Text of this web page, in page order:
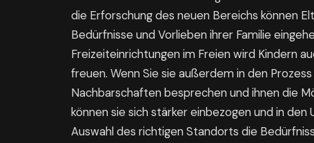
die Erforschung des neuen Bereichs können
Bedürfnisse und Vorlieben ihrer Familie
Freizeiteinrichtungen im Freien wird Kindern
freuen. Wenn Sie sie außerdem in den
Nachbarschaften besprechen und ihnen die
können sie sich stärker einbezogen und in
Auswahl des richtigen Standorts die